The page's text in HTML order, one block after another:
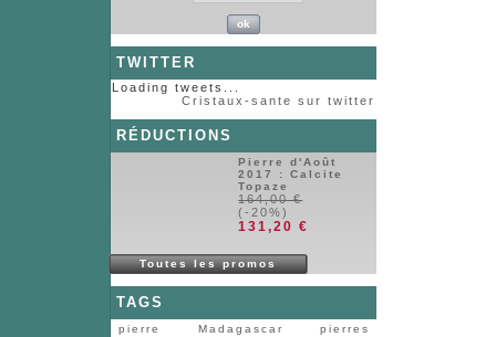
TWITTER
Loading tweets...
Cristaux-sante sur twitter
RÉDUCTIONS
Pierre d'Août
2017 : Calcite
Topaze
164,00 €
(-20%)
131,20 €
Toutes les promos
TAGS
pierre Madagascar
pierres